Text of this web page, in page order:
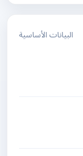
البيانات الأساسية